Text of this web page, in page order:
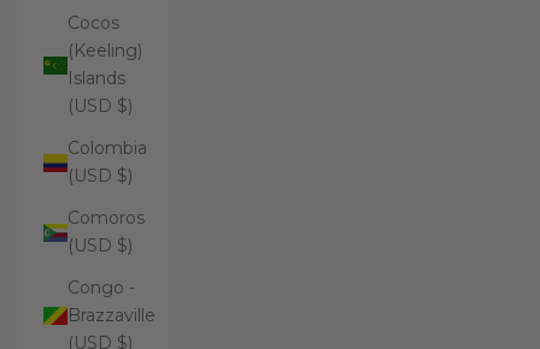
Cocos
(Keeling)
Islands
(USD $)
Colombia
(USD $)
Comoros
(USD $)
Congo -
Brazzaville
(USD $)